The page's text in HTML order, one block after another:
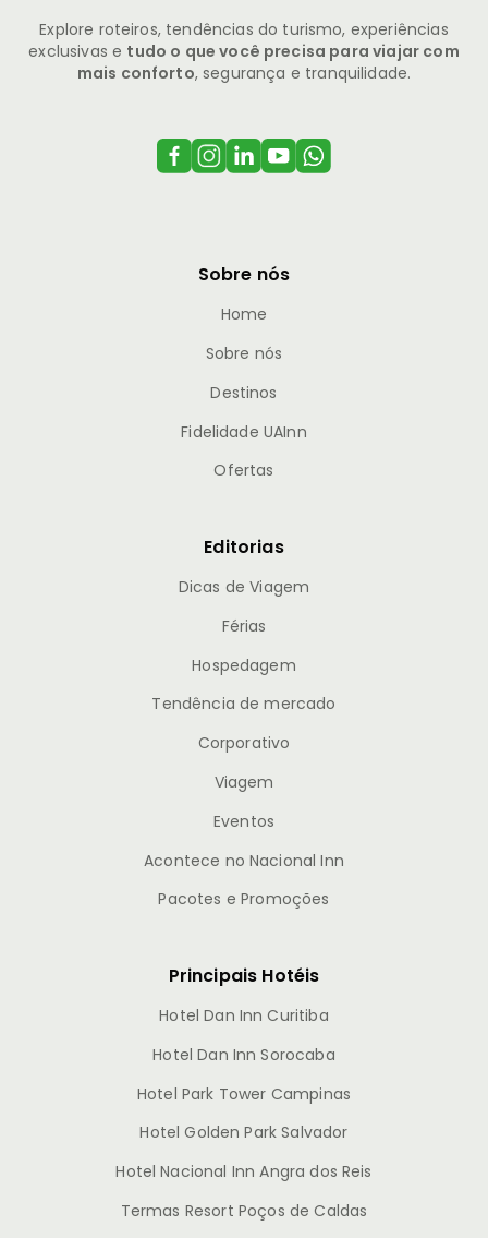
Explore roteiros, tendências do turismo, experiências
exclusivas e tudo o que você precisa para viajar com
mais conforto, segurança e tranquilidade.
Sobre nós
Home
Sobre nós
Destinos
Fidelidade UAInn
Ofertas
Editorias
Dicas de Viagem
Férias
Hospedagem
Tendência de mercado
Corporativo
Viagem
Eventos
Acontece no Nacional Inn
Pacotes e Promoções
Principais Hotéis
Hotel Dan Inn Curitiba
Hotel Dan Inn Sorocaba
Hotel Park Tower Campinas
Hotel Golden Park Salvador
Hotel Nacional Inn Angra dos Reis
Termas Resort Poços de Caldas